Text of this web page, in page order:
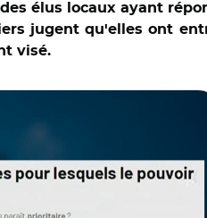
élus locaux ayant
jugent qu'elles ont
visé.